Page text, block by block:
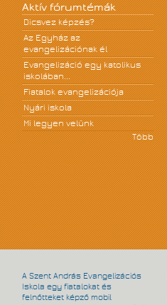
Aktív fórumtémák
Dicsvez képzés?
Az Egyház az
evangelizációnak él
Evangelizáció egy katolikus
iskolában...
Fiatalok evangelizációja
Nyári iskola
Mi legyen velünk
Több
A Szent András Evangelizációs
Iskola egy fiatalokat és
felnőtteket képző mobil